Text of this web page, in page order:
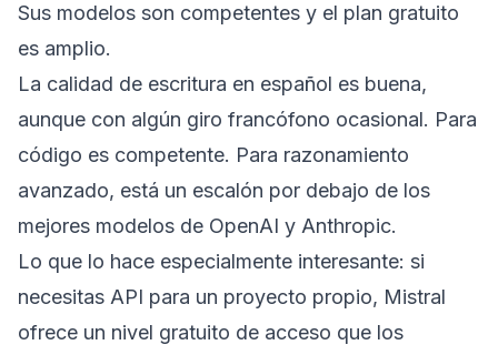
Sus modelos son competentes y el plan gratuito
es amplio.
La calidad de escritura en español es buena,
aunque con algún giro francófono ocasional. Para
código es competente. Para razonamiento
avanzado, está un escalón por debajo de los
mejores modelos de OpenAI y Anthropic.
Lo que lo hace especialmente interesante: si
necesitas API para un proyecto propio, Mistral
ofrece un nivel gratuito de acceso que los